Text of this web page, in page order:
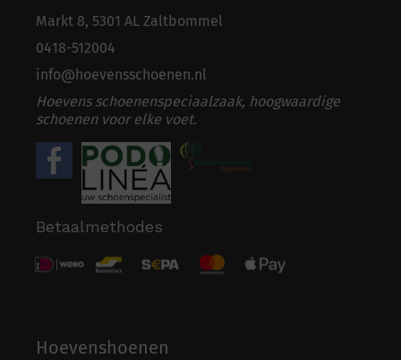
Markt 8, 5301 AL Zaltbommel
0418-512004
info@hoevensschoenen.nl
Hoevens schoenenspeciaalzaak, hoogwaardige
schoenen voor elke voet.
Betaalmethodes
Hoevenshoenen